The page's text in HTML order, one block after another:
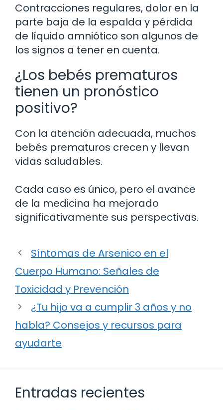
Contracciones regulares, dolor en la
parte baja de la espalda y pérdida
de líquido amniótico son algunos de
los signos a tener en cuenta.
¿Los bebés prematuros
tienen un pronóstico
positivo?
Con la atención adecuada, muchos
bebés prematuros crecen y llevan
vidas saludables.
Cada caso es único, pero el avance
de la medicina ha mejorado
significativamente sus perspectivas.
Síntomas de Arsenico en el
Cuerpo Humano: Señales de
Toxicidad y Prevención
¿Tu hijo va a cumplir 3 años y no
habla? Consejos y recursos para
ayudarte
Entradas recientes